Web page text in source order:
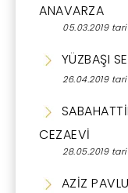
ANAVARZA
05.03.2019
YÜZBAŞI
26.04.2019
CEZAEVİ
28.05.2019
AZİZ